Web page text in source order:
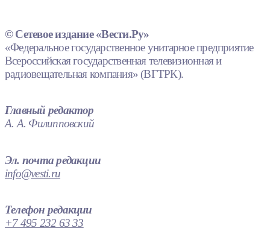
© Сетевое издание «Вести.Ру»
«Федеральное государственное унитарное предприятие
Всероссийская государственная телевизионная и
радиовещательная компания» (ВГТРК).
Главный редактор
А. А. Филипповский
Эл. почта редакции
info@vesti.ru
Телефон редакции
+7 495 232 63 33